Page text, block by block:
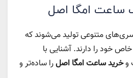
ساعت امگا اصل
متنوعی تولید می‌شوند که
خود را دارند. آشنایی با
وخرید ساعت امگا اصلرا ساده‌تر و